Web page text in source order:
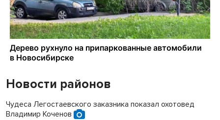
Новости районов
Чудеса Легостаевского заказника показал охотовед
Владимир Коченов